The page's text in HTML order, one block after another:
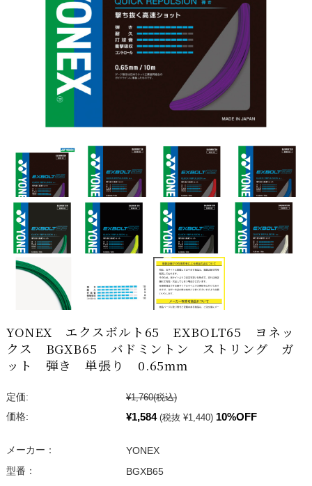
YONEX エクスボルト65 EXBOLT65 ヨネッ
クス BGXB65 バドミントン ストリング ガ
ット 弾き 単張り 0.65mm
定価: ¥1,760(税込)
価格:
¥1,584 (税抜 ¥1,440) 10%OFF
メーカー：
YONEX
型番：
BGXB65